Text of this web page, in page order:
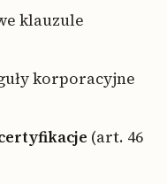
klauzule
korporacyjne
(art. 46